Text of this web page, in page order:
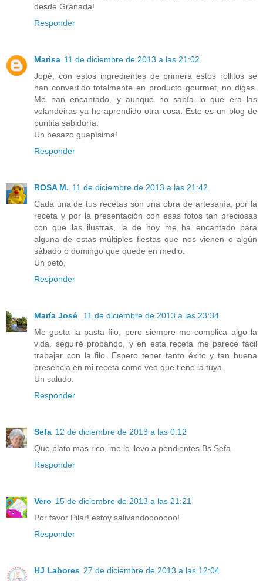
desde Granada!
Responder
Marisa 11 de diciembre de 2013 a las 21:02
Jopé, con estos ingredientes de primera estos rollitos se
han convertido totalmente en producto gourmet, no digas.
Me han encantado, y aunque no sabía lo que era las
volandeiras ya he aprendido otra cosa. Este es un blog de
puritita sabiduría.
Un besazo guapísima!
Responder
ROSA M. 11 de diciembre de 2013 a las 21:42
Cada una de tus recetas son una obra de artesanía, por la
receta y por la presentación con esas fotos tan preciosas
con que las ilustras, la de hoy me ha encantado para
alguna de estas múltiples fiestas que nos vienen o algún
sábado o domingo que quede en medio.
Un petó,
Responder
María José
11 de diciembre de 2013 a las 23:34
Me gusta la pasta filo, pero siempre me complica algo la
vida, seguiré probando, y en esta receta me parece fácil
trabajar con la filo. Espero tener tanto éxito y tan buena
presencia en mi receta como veo que tiene la tuya.
Un saludo.
Responder
Sefa 12 de diciembre de 2013 a las 0:12
Que plato mas rico, me lo llevo a pendientes.Bs.Sefa
Responder
Vero 15 de diciembre de 2013 a las 21:21
Por favor Pilar! estoy salivandooooooo!
Responder
HJ Labores 27 de diciembre de 2013 a las 12:04